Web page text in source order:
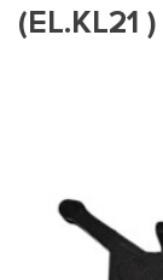
(EL.KL21 )